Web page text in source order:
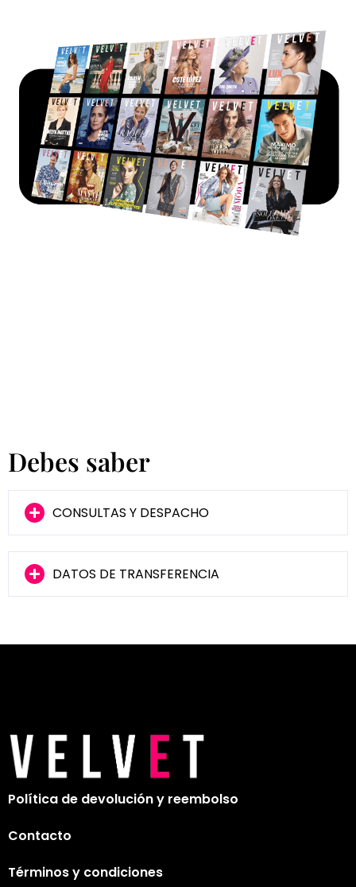
Debes saber
CONSULTAS Y DESPACHO
DATOS DE TRANSFERENCIA
Política de devolución y reembolso
Contacto
Términos y condiciones